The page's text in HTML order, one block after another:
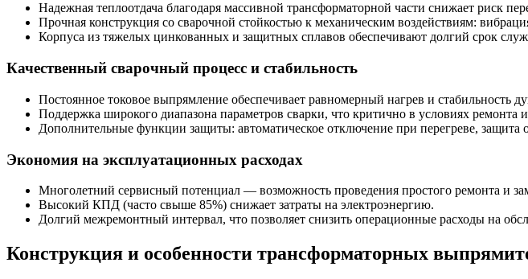
Надежная теплоотдача благодаря массивной трансформаторной части снижает риск
Прочная конструкция со сварочной стойкостью к механическим воздействиям:
Корпуса из тяжелых цинкованных и защитных сплавов обеспечивают долгий срок
Качественный сварочный процесс и стабильность
Постоянное токовое выпрямление обеспечивает равномерный нагрев и стабильность
Поддержка широкого диапазона параметров сварки, что критично в условиях
Дополнительные функции защиты: автоматическое отключение при перегреве, защита
Экономия на эксплуатационных расходах
Многолетний сервисный потенциал — возможность проведения простого ремонта и
Высокий КПД (часто свыше 85%) снижает затраты на электроэнергию.
Долгий межремонтный интервал, что позволяет снизить операционные расходы на
Конструкция и особенности трансформаторных